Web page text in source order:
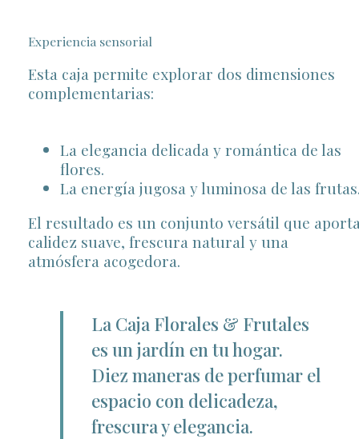
Experiencia sensorial
Esta caja permite explorar dos dimensiones
complementarias:
La elegancia delicada y romántica de las
flores.
La energía jugosa y luminosa de las
El resultado es un conjunto versátil que
calidez suave, frescura natural y una
atmósfera acogedora.
La Caja Florales & Frutales
es un jardín en tu hogar.
Diez maneras de perfumar el
espacio con delicadeza,
frescura y elegancia.